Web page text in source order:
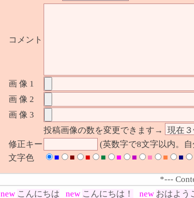
コメント
画 像 1
画 像 2
画 像 3
投稿画像の数を変更できます→
修正キー
(英数字で8文字以内。
文字色
■ ■ ■ ■ ■ ■ ■ ■ ■
*---
new こんにちは new こんにちは！ new おはよう